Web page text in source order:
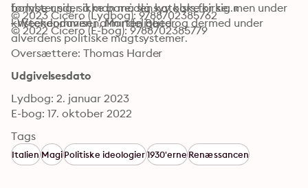
bombe under ikke bare den katolske kirke, men under
kristendommen i almindelighed og dermed under
alverdens politiske magtsystemer.
forlyster sig, så man må slå syv kors for sig.«
–Weekendavisen, Morten Beiter
© 2023 Cicero (Lydbog): 9788702385762
© 2022 Cicero (E-bog): 9788702385779
Oversættere: Thomas Harder
Udgivelsesdato
Lydbog: 2. januar 2023
E-bog: 17. oktober 2022
Tags
ItalienMagiPolitiske ideologier1930'erneRenæssancen